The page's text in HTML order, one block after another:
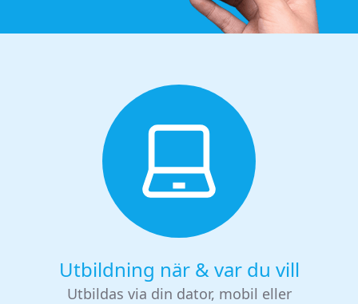
Utbildning när & var du vill
Utbildas via din dator, mobil eller